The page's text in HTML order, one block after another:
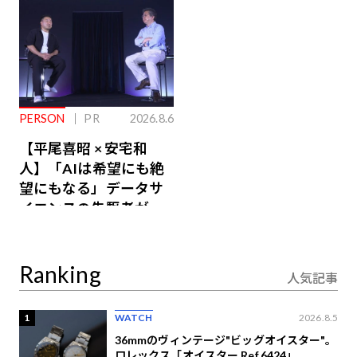
PERSON PR 2026.8.6
【平尾喜昭 × 安宅和
人】「AIは希望にも絶
望にもなる」データサ
イエンスの先駆者が語
Ranking 人気記事
1 WATCH 2026.8.5
36mmのヴィンテージ"ビッグオイスター"。